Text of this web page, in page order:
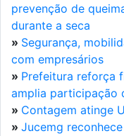
prevenção de
durante a seca
» Segurança,
com empresários
» Prefeitura reforça
amplia participação
» Contagem atinge
» Jucemg